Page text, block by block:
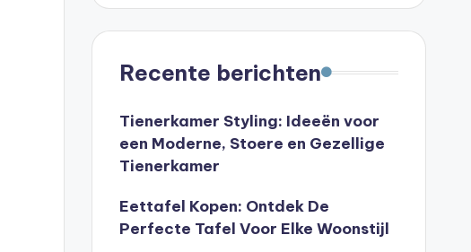
Recente berichten
Tienerkamer Styling: Ideeën voor
een Moderne, Stoere en Gezellige
Tienerkamer
Eettafel Kopen: Ontdek De
Perfecte Tafel Voor Elke Woonstijl